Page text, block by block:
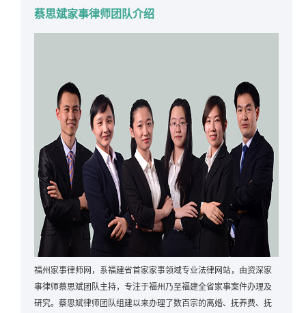
蔡思斌家事律师团队介绍
福州家事律师网，系福建省首家家事领域专业法律网站，由资深家
事律师蔡思斌团队主持，专注于福州乃至福建全省家事案件办理及
研究。蔡思斌律师团队组建以来办理了数百宗的离婚、抚养费、抚